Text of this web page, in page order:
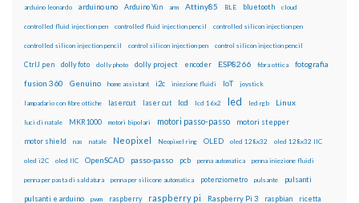
arduino leonardo arduino uno Arduino Yún arm Attiny85 BLE bluetooth cloud
controlled fluid injection pen controlled fluid injection pencil controlled silicon injection pen
controlled silicon injection pencil control silicon injection pen control silicon injection pencil
CtrlJ pen dolly foto dolly photo dolly project encoder ESP8266 fibra ottica fotografia
fusion 360 Genuino home assistant i2c iniezione fluidi IoT joystick
lampadario con fibre ottiche lasercut laser cut lcd lcd 16x2 led led rgb Linux
luci di natale MKR1000 motori bipolari motori passo-passo motori stepper
motor shield nas natale Neopixel Neopixel ring OLED oled 128x32 oled 128x32 IIC
oled i2C oled IIC OpenSCAD passo-passo pcb penna automatica penna iniezione fluidi
penna per pasta di saldatura penna per silicone automatica potenziometro pulsante pulsanti
pulsanti e arduino pwm raspberry raspberry pi Raspberry Pi 3 raspbian ricetta